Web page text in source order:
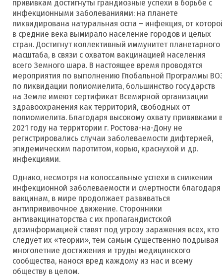
прививкам достигнуты грандиозные успехи в борьбе с
инфекционными заболеваниями: на планете
ликвидирована натуральная оспа – инфекция, от
в средние века вымирало население городов и целых
стран. Достигнут коллективный иммунитет планетарного
масштаба, в связи с охватом вакцинацией населения
всего Земного шара. В настоящее время проводятся
мероприятия по выполнению Глобальной Программы
по ликвидации полиомиелита, большинство государств
на Земле имеют сертификат Всемирной организации
здравоохранения как территорий, свободных от
полиомиелита. Благодаря высокому охвату прививками
2021 году на территории г. Ростова-на-Дону не
регистрировались случаи заболеваемости дифтерией,
эпидемическим паротитом, корью, краснухой и др.
инфекциями.
Однако, несмотря на колоссальные успехи в снижении
инфекционной заболеваемости и смертности благодаря
вакцинам, в мире продолжает развиваться
антипрививочное движение. Сторонники
антивакцинаторства с их пропагандистской
дезинформацией ставят под угрозу заражения всех, кто
следует их «теории», тем самым существенно подрывая
многолетние достижения и труды медицинского
сообщества, нанося вред каждому из нас и всему
обществу в целом.